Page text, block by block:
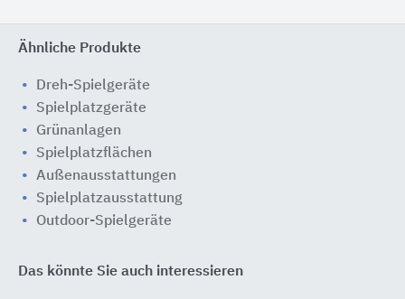
Ähnliche Produkte
Dreh-Spielgeräte
Spielplatzgeräte
Grünanlagen
Spielplatzflächen
Außenausstattungen
Spielplatzausstattung
Outdoor-Spielgeräte
Das könnte Sie auch interessieren